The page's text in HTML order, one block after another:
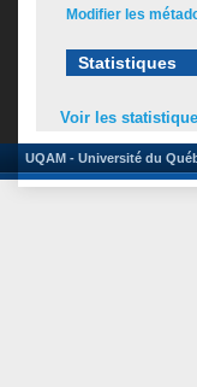
Modifier les
Statistiques
Voir les
UQAM - Université du